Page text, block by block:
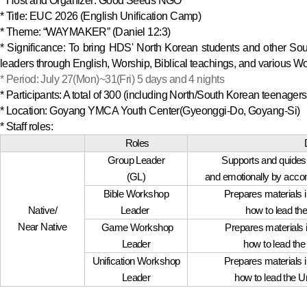
* Title: EUC 2026 (English Unification Camp)
* Theme: “WAYMAKER” (Daniel 12:3)
* Significance: To bring HDS' North Korean students and other
leaders through English, Worship, Biblical teachings, and various
* Period: July 27(Mon)~31(Fri) 5 days and 4 nights
* Participants: A total of 300 (including North/South Korean
* Location: Goyang YMCA Youth Center(Gyeonggi-Do, Goyang-Si)
* Staff roles:
Roles
Native/
Near Native
Group Leader
(GL)
Supports and
and emotionally by
Bible Workshop
Leader
Prepares materials
how to lead
Game Workshop
Leader
Prepares materials
how to lead
Unification Workshop
Leader
Prepares materials
how to lead the